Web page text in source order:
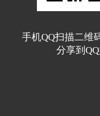
手机QQ扫描二维
分享到